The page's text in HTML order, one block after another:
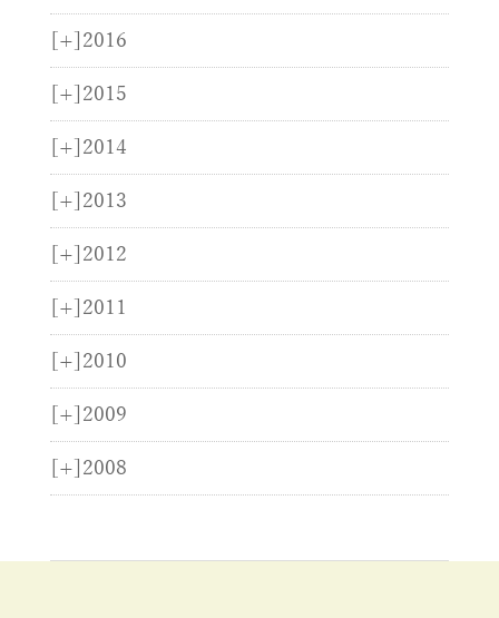
[+] 2016
[+] 2015
[+] 2014
[+] 2013
[+] 2012
[+] 2011
[+] 2010
[+] 2009
[+] 2008